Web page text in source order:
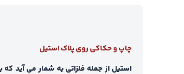
چاپ و حکاکی روی پلاک استیل
استیل از جمله فلزاتی به شمار می آید